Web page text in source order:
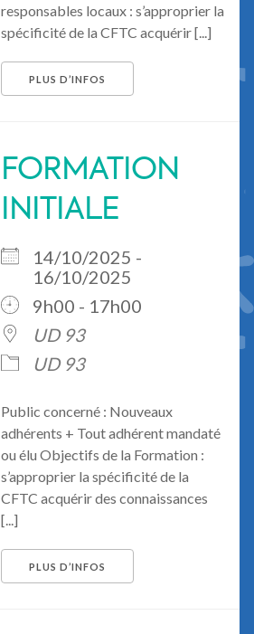
responsables locaux : s’approprier la
spécificité de la CFTC acquérir [...]
PLUS D’INFOS
FORMATION
INITIALE
14/10/2025 -
16/10/2025
9h00 - 17h00
UD 93
UD 93
Public concerné : Nouveaux
adhérents + Tout adhérent mandaté
ou élu Objectifs de la Formation :
s’approprier la spécificité de la
CFTC acquérir des connaissances
[...]
PLUS D’INFOS